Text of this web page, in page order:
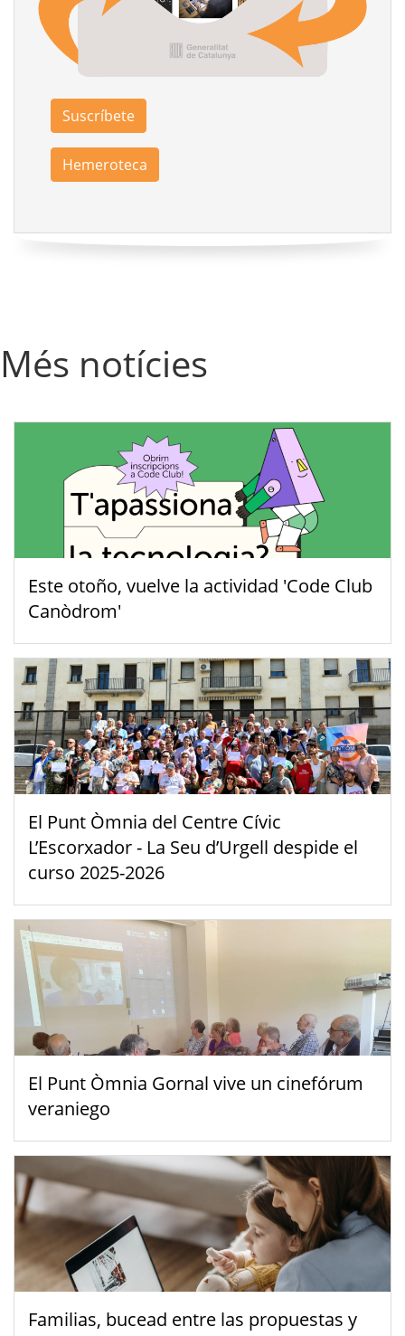
Suscríbete
Hemeroteca
Més notícies
Este otoño, vuelve la actividad 'Code Club
Canòdrom'
El Punt Òmnia del Centre Cívic
L’Escorxador - La Seu d’Urgell despide el
curso 2025-2026
El Punt Òmnia Gornal vive un cinefórum
veraniego
Familias, bucead entre las propuestas y